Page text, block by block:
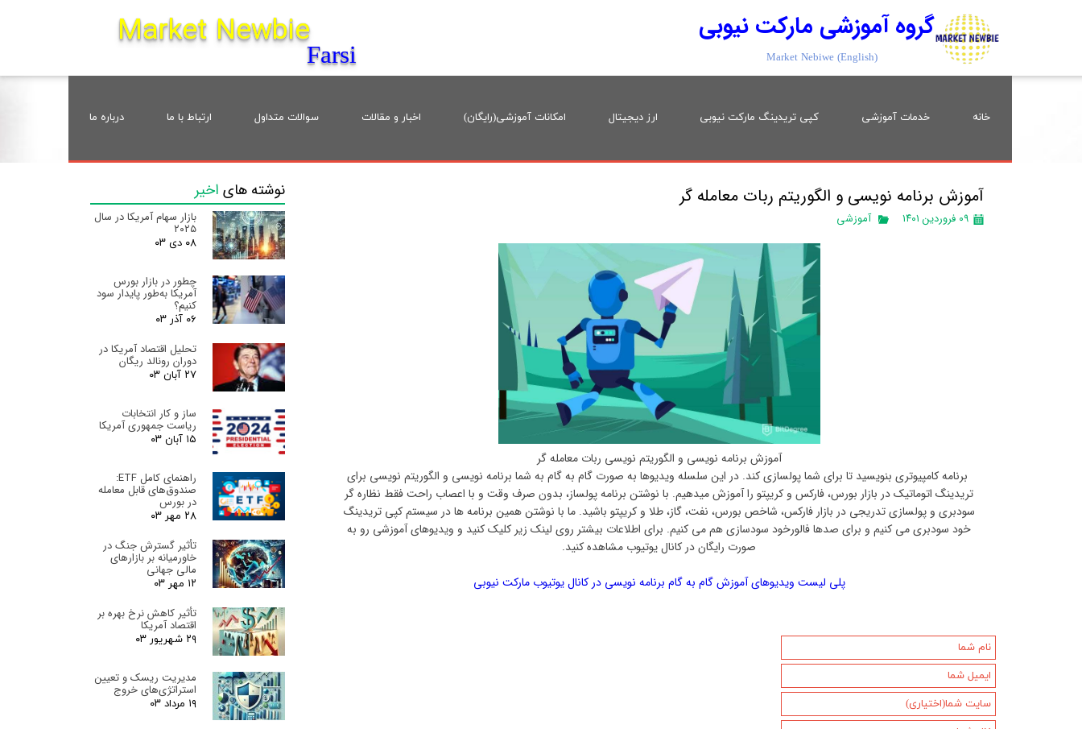
جستجو
خانه خدمات آموزشی کپی تریدینگ مارکت نیوبی ارز دیجیتال امکانات آموزشی(رایگان) اخبار و مقالات سوالات متداول ارتباط با ما درباره ما
گروه آموزشی مارکت نیوبی
Market Nebiwe (English)
Market Newbie​​​​​​​
Farsi
آموزش برنامه نویسی و الگوریتم ربات معامله گر
۰۹ فروردین ۱۴۰۱ آموزشی
آموزش برنامه نویسی و الگوریتم نویسی ربات معامله گر
برنامه کامپیوتری بنویسید تا برای شما پولسازی کند. در این سلسله ویدیوها به صورت گام به گام به شما برنامه نویسی و الگوریتم نویسی برای
تریدینگ اتوماتیک در بازار بورس، فارکس و کریپتو را آموزش میدهیم. با نوشتن برنامه پولساز، بدون صرف وقت و با اعصاب راحت فقط نظاره گر
سودبری و پولسازی تدریجی در بازار فارکس، شاخص بورس، نفت، گاز، طلا و کریپتو باشید. ما با نوشتن همین برنامه ها در سیستم کپی تریدینگ
خود سودبری می کنیم و برای صدها فالورخود سودسازی هم می کنیم. برای اطلاعات بیشتر روی لینک زیر کلیک کنید و ویدیوهای آموزشی رو به
صورت رایگان در کانال یوتیوب مشاهده کنید.
پلی لیست ویدیوهای آموزش گام به گام برنامه نویسی در کانال یوتیوب مارکت نیوبی
نوشته های اخیر
بازار سهام آمریکا در سال
۲۰۲۵
۰۸ دی ۰۳
چطور در بازار بورس
آمریکا به‌طور پایدار سود
کنیم؟
۰۶ آذر ۰۳
تحلیل اقتصاد آمریکا در
دوران رونالد ریگان
۲۷ آبان ۰۳
ساز و کار انتخابات
ریاست جمهوری آمریکا
۱۵ آبان ۰۳
راهنمای کامل ETF:
صندوق‌های قابل معامله
در بورس
۲۸ مهر ۰۳
تأثیر گسترش جنگ در
خاورمیانه بر بازارهای
مالی جهانی
۱۲ مهر ۰۳
تأثیر کاهش نرخ بهره بر
اقتصاد آمریکا
۲۹ شهریور ۰۳
مدیریت ریسک و تعیین
استراتژی‌های خروج
۱۹ مرداد ۰۳